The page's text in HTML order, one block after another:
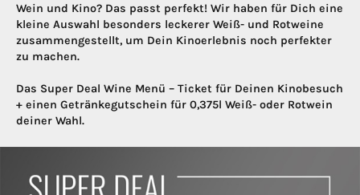
Wein und Kino? Das passt perfekt! Wir haben für Dich eine
kleine Auswahl besonders leckerer Weiß- und Rotweine
zusammengestellt, um Dein Kinoerlebnis noch perfekter
zu machen.
Das Super Deal Wine Menü – Ticket für Deinen Kinobesuch
+ einen Getränkegutschein für 0,375l Weiß- oder Rotwein
deiner Wahl.